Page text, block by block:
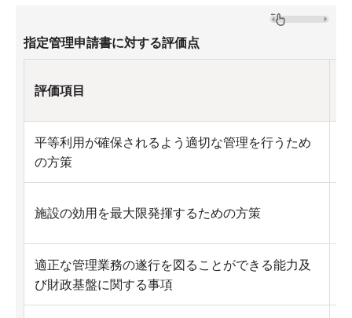
指定管理申請書に対する評価点
評価項目
平等利用が確保されるよう適切な管理を行うため
の方策
施設の効用を最大限発揮するための方策
適正な管理業務の遂行を図ることができる能力及
び財政基盤に関する事項